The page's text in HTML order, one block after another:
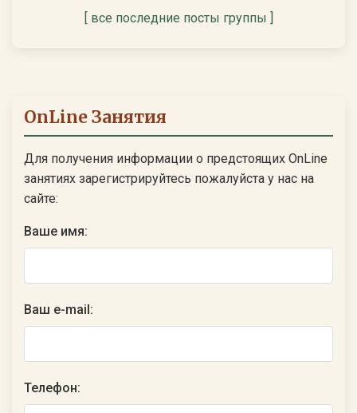
[ все последние посты группы ]
OnLine Занятия
Для получения информации о предстоящих OnLine
занятиях зарегистрируйтесь пожалуйста у нас на
сайте:
Ваше имя:
Ваш e-mail:
Телефон: